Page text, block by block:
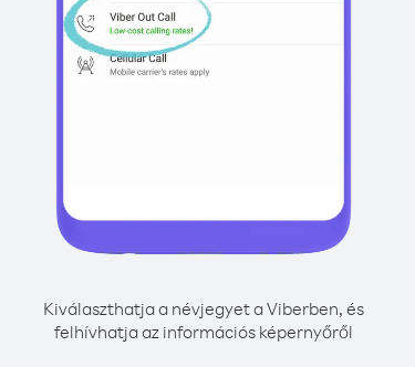
Kiválaszthatja a névjegyet a Viberben, és
felhívhatja az információs képernyőről